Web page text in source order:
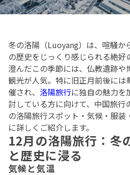
冬の洛陽（Luoyang）は、喧騒か
の歴史をじっくり感じられる絶好
澄んだこの季節には、仏教遺跡や
観光が人気。特に旧正月前後には
催され、 洛陽旅行に独自の魅力を
討している方に向けて、中国旅行
の洛陽旅行スポット・気候・服装
に詳しくご紹介します。
12月の洛陽旅行：冬
と歴史に浸る
気候と気温